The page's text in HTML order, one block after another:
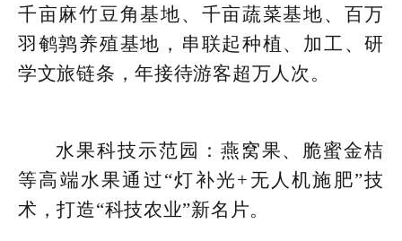
千亩麻竹豆角基地、千亩蔬菜基地、百万
羽鹌鹑养殖基地，串联起种植、加工、研
学文旅链条，年接待游客超万人次。
水果科技示范园：燕窝果、脆蜜金桔
等高端水果通过“灯补光+无人机施肥”技
术，打造“科技农业”新名片。